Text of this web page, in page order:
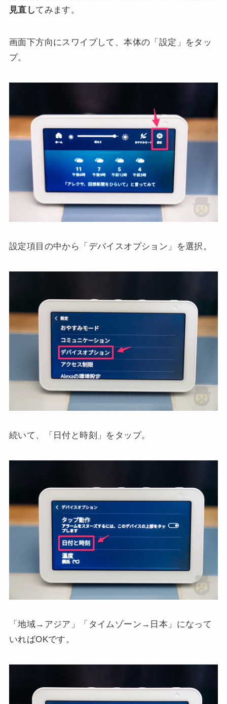
見直してみます。
画面下方向にスワイプして、本体の「設定」をタッ
プ。
設定項目の中から「デバイスオプション」を選択。
続いて、「日付と時刻」をタップ。
「地域→アジア」「タイムゾーン→日本」になって
いればOKです。